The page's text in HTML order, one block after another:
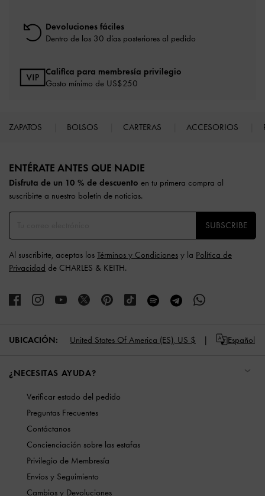
Devoluciones fáciles
Dentro de los 30 días posteriores al pedido
Califica para membresía privilegio
Gasto mínimo de US$250
ZAPATOS BOLSOS CARTERAS ACCESORIOS
ENTÉRATE ANTES QUE NADIE​​
Disfruta de un 10 % de descuento en tu primera compra al
suscribirte a nuestro boletín de noticias.
SUBSCRIBE
Al suscribirte, aceptas los Términos y Condiciones y la Política de
Privacidad de CHARLES & KEITH.
UBICACIÓN: United States Of America (ES), US $ Español
¿NECESITAS AYUDA?
Verificar estado del pedido
Preguntas Frecuentes
Contáctanos
Concienciación sobre las estafas
Privilegio de Membresía
Envíos y Seguimiento
Cambios y Devoluciones